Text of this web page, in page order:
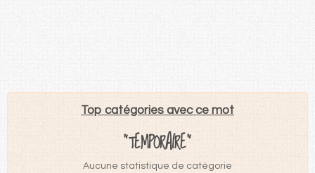
Top catégories avec ce mot
"TEMPORAIRE"
Aucune statistique de catégorie